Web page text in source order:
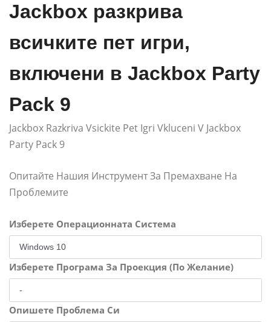
Jackbox разкрива
всичките пет игри,
включени в Jackbox Party
Pack 9
Jackbox Razkriva Vsickite Pet Igri Vkluceni V Jackbox
Party Pack 9
Опитайте Нашия Инструмент За Премахване На
Проблемите
Изберете Операционната Система
Изберете Програма За Проекция (По Желание)
Опишете Проблема Си